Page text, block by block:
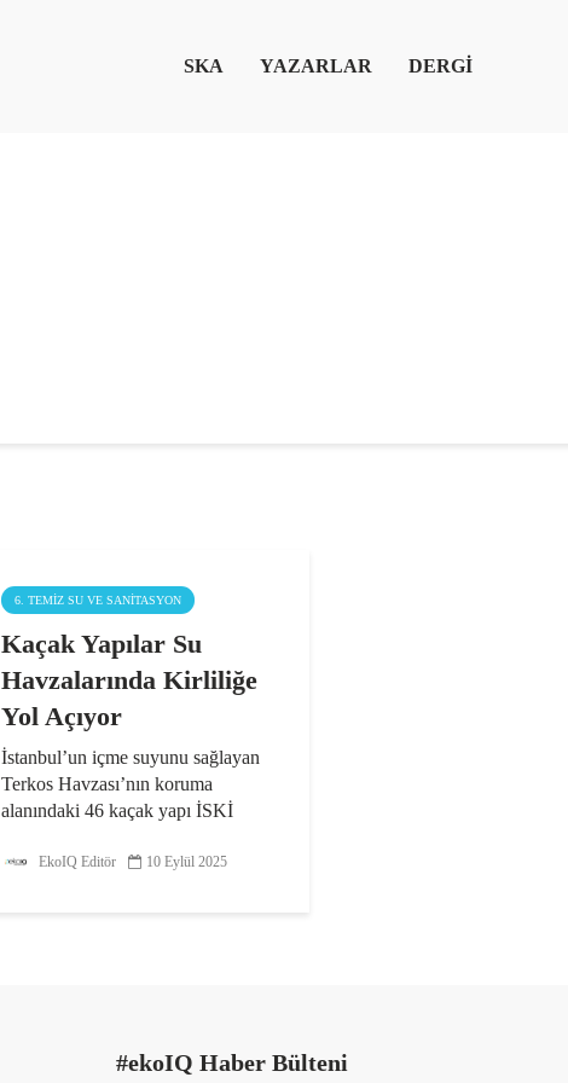
SKA YAZARLAR DERGİ
6. TEMIZ SU VE SANITASYON
Kaçak Yapılar Su
Havzalarında Kirliliğe
Yol Açıyor
İstanbul’un içme suyunu sağlayan
Terkos Havzası’nın koruma
alanındaki 46 kaçak yapı İSKİ
su kaynağına olan mesafesine göre
EkoIQ Editör 10 Eylül 2025
#ekoIQ Haber Bülteni